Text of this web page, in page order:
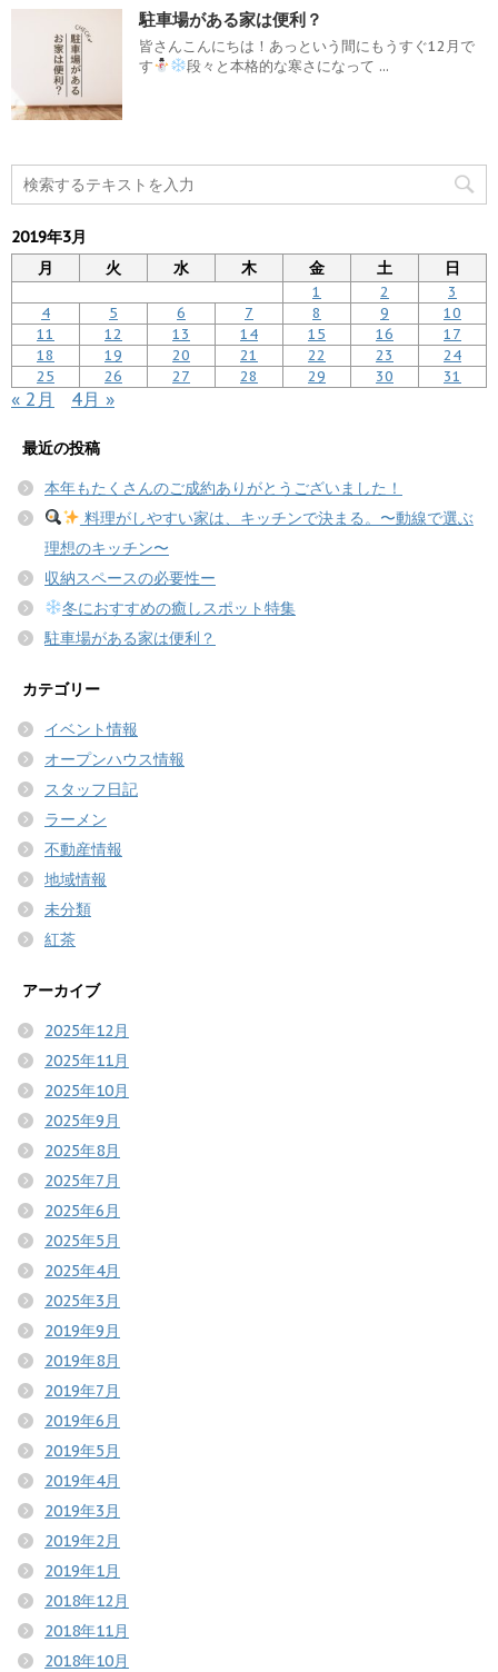
駐車場がある家は便利？
皆さんこんにちは！あっという間にもうすぐ12月で
す
段々と本格的な寒さになって ...
2019年3月
月
火 水 木 金 土 日
1 2
3
4
5 6 7 8 9
10
11
12 13 14 15 16
17
18
19 20 21 22 23
24
25
26 27 28 29 30 31
« 2月 4月 »
最近の投稿
本年もたくさんのご成約ありがとうございました！
料理がしやすい家は、キッチンで決まる。〜動線で選ぶ
理想のキッチン〜
収納スペースの必要性ー
冬におすすめの癒しスポット特集
駐車場がある家は便利？
カテゴリー
イベント情報
オープンハウス情報
スタッフ日記
ラーメン
不動産情報
地域情報
未分類
紅茶
アーカイブ
2025年12月
2025年11月
2025年10月
2025年9月
2025年8月
2025年7月
2025年6月
2025年5月
2025年4月
2025年3月
2019年9月
2019年8月
2019年7月
2019年6月
2019年5月
2019年4月
2019年3月
2019年2月
2019年1月
2018年12月
2018年11月
2018年10月